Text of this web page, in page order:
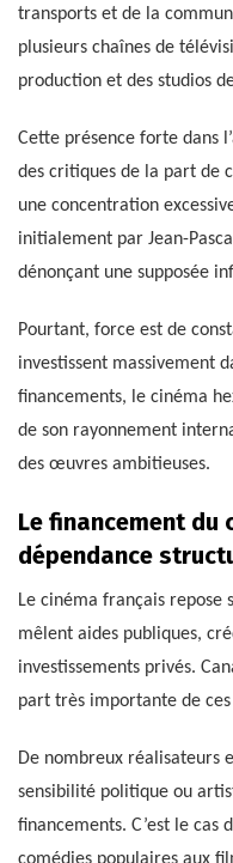
transports et de la
plusieurs chaînes de
production et des studios
Cette présence forte dans
des critiques de la part de
une concentration
initialement par Jean-
dénonçant une supposée
Pourtant, force est de
investissent massivement
financements, le cinéma
de son rayonnement
des œuvres ambitieuses.
Le financement du
dépendance
Le cinéma français repose
mêlent aides publiques,
investissements privés.
part très importante de
De nombreux réalisateurs
sensibilité politique ou
financements. C’est le cas
comédies populaires aux